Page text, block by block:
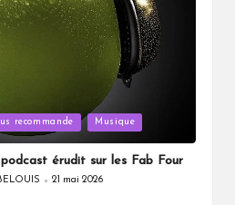
recommande Musique
érudit sur les Fab Four
21 mai 2026